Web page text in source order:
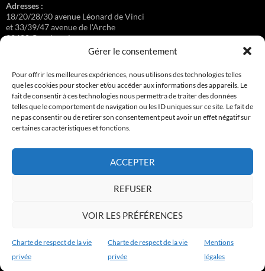
Gérer le consentement
Pour offrir les meilleures expériences, nous utilisons des technologies telles
que les cookies pour stocker et/ou accéder aux informations des appareils. Le
fait de consentir à ces technologies nous permettra de traiter des données
telles que le comportement de navigation ou les ID uniques sur ce site. Le fait de
ne pas consentir ou de retirer son consentement peut avoir un effet négatif sur
certaines caractéristiques et fonctions.
ACCEPTER
REFUSER
VOIR LES PRÉFÉRENCES
Charte de respect de la vie
privée
Charte de respect de la vie
privée
Mentions
légales
Adresses :
18/20/28/30 avenue Léonard de Vinci
et 33/39/47 avenue de l'Arche
92400 Courbevoie
Régisseuse :
Loge au 39 Avenue de l'Arche.
Connexion
Copyright © 2017-2026 résidence Apollonia 1
Charte de respect de la vie privée Fièrement propulsé par WordPress